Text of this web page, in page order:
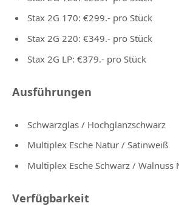
Stax 2G 170: €299.- pro Stück
Stax 2G 220: €349.- pro Stück
Stax 2G LP: €379.- pro Stück
Ausführungen
Schwarzglas / Hochglanzschwarz
Multiplex Esche Natur / Satinweiß
Multiplex Esche Schwarz / Walnuss
Verfügbarkeit